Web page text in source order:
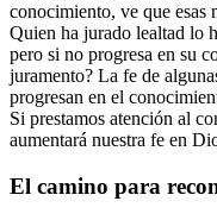
conocimiento, ve que esas
Quien ha jurado lealtad lo
pero si no progresa en su
juramento? La fe de
progresan en el
Si prestamos atención al
aumentará nuestra fe en
El camino para